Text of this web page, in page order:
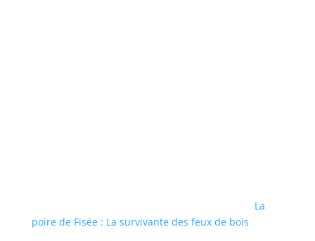
La
poire de Fisée : La survivante des feux de bois